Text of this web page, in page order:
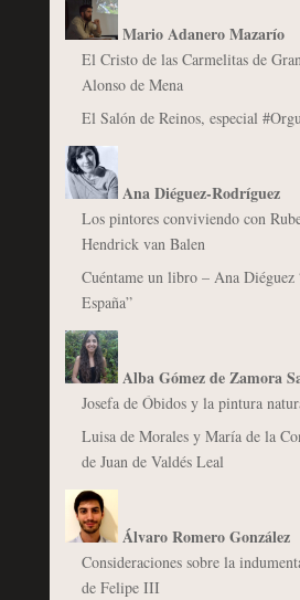
Mario Adanero Mazarío
El Cristo de las Carmelitas de
Alonso de Mena
El Salón de Reinos, especial
Ana Diéguez-Rodríguez
Los pintores conviviendo con
Hendrick van Balen
Cuéntame un libro – Ana Diéguez
España”
Alba Gómez de Zamora
Josefa de Óbidos y la pintura
Luisa de Morales y María de la
de Juan de Valdés Leal
Álvaro Romero González
Consideraciones sobre la
de Felipe III